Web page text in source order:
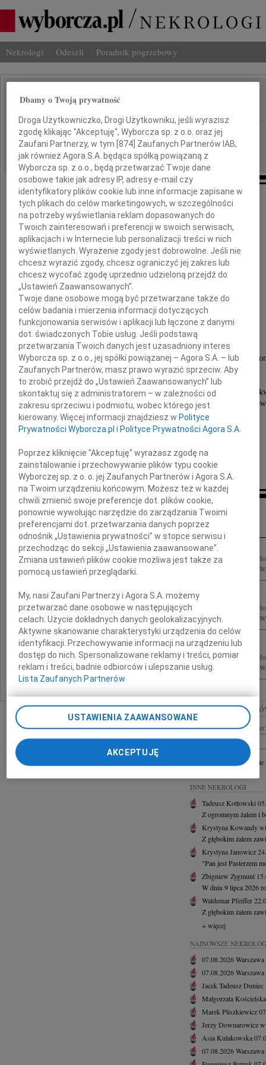
Nekrologi Odeszli Poradnik pogrzebowy
IMIĘ I NAZWISKO: Łukasz Horowski
REGION: Poznań
DATA EMISJI: 11.04.2011
Z głębokim smutkiem zawiadamiamy,
że w dniu 8 kwietnia 2011 roku odszedł
nasz serdeczny Przyjaciel, Mentor i Opiekun:
Łukasz Horowski
Konsul Honorowy Ukrainy w Poznaniu
Msza Św. w intencji Zmarłego zostanie
12 kwietnia o godzinie 11:00 w kościele
pw. Wszystkich Świętych przy ul. Grobla 1.
Księga kondolencyjna będzie wystawiona w dniu 12
w godz. 8.00 10.30 w siedzibie Konsulatu
Ukrainy przy ul. Grobla 27a.
Pracownicy i Wolontariusze
KHU
Kondolencje
Z żalem zawiadamiamy, że 8 kwietnia 2011 roku zmarł w wieku 61 lat Łukasz
odprawiona 11 kwietnia 2011 roku o godzinie 12.00 w kościele parafialnym w
Z żalem zawiadamiamy, że 8 kwietnia 2011 roku zmarł w wieku 61 lat Łukasz
odprawiona 11 kwietnia 2011 roku o godzinie 12.00 w kościele parafialnym w
Z żalem zawiadamiamy, że 8 kwietnia 2011 roku zmarł w wieku 61 lat Łukasz
odprawiona 11 kwietnia 2011 roku o godzinie 12.00 w kościele parafialnym w
Szukaj
Imię i nazwisko lub numer
+
INNE NEKROLOGI
Tadeusz Kotłowski
Z ogromnym żalem i
Krystyna Kowandy
Z głębokim żalem
Krystyna Janowicz
"Pan jest Pasterzem
Zbigniew Zygmunt
W dniu 9 lipca 2026
Waldemar Pfeiffer
Z głębokim żalem
+ więcej
NAJNOWSZE
07.08.2026Warszawa
07.08.2026Warszawa
Jacek Tadeusz Duniec
Małgorzata Kościelska
Marek Pliszkiewicz
Jerzy Downarowicz
Asia Kułakowska
07.08.2026Warszawa
Dbamy o Twoją prywatność
Droga Użytkowniczko, Drogi Użytkowniku, jeśli wyrazisz
zgodę klikając "Akceptuję", Wyborcza sp. z o.o. oraz jej
Zaufani Partnerzy, w tym [874] Zaufanych Partnerów IAB,
jak również Agora S.A. będąca spółką powiązaną z
Wyborcza sp. z o.o., będą przetwarzać Twoje dane
osobowe takie jak adresy IP, adresy e-mail czy
identyfikatory plików cookie lub inne informacje zapisane w
tych plikach do celów marketingowych, w szczególności
na potrzeby wyświetlania reklam dopasowanych do
Twoich zainteresowań i preferencji w swoich serwisach,
aplikacjach i w Internecie lub personalizacji treści w nich
wyświetlanych. Wyrażenie zgody jest dobrowolne. Jeśli nie
chcesz wyrazić zgody, chcesz ograniczyć jej zakres lub
chcesz wycofać zgodę uprzednio udzieloną przejdź do
„Ustawień Zaawansowanych”.
Twoje dane osobowe mogą być przetwarzane także do
celów badania i mierzenia informacji dotyczących
funkcjonowania serwisów i aplikacji lub łączone z danymi
dot. świadczonych Tobie usług. Jeśli podstawą
przetwarzania Twoich danych jest uzasadniony interes
Wyborcza sp. z o.o., jej spółki powiązanej – Agora S.A. – lub
Zaufanych Partnerów, masz prawo wyrazić sprzeciw. Aby
to zrobić przejdź do „Ustawień Zaawansowanych” lub
skontaktuj się z administratorem – w zależności od
zakresu sprzeciwu i podmiotu, wobec którego jest
kierowany. Więcej informacji znajdziesz wPolityce
Prywatności Wyborcza.pl iPolityce Prywatności Agora S.A.
Poprzez kliknięcie "Akceptuję" wyrażasz zgodę na
zainstalowanie i przechowywanie plików typu cookie
Wyborczej sp. z o. o. jej Zaufanych Partnerów i Agora S.A.
na Twoim urządzeniu końcowym. Możesz też w każdej
chwili zmienić swoje preferencje dot. plików cookie,
ponownie wywołując narzędzie do zarządzania Twoimi
preferencjami dot. przetwarzania danych poprzez
odnośnik „Ustawienia prywatności” w stopce serwisu i
przechodząc do sekcji „Ustawienia zaawansowane”.
Zmiana ustawień plików cookie możliwa jest także za
pomocą ustawień przeglądarki.
My, nasi Zaufani Partnerzy i Agora S.A. możemy
przetwarzać dane osobowe w następujących
celach:Użycie dokładnych danych geolokalizacyjnych.
Aktywne skanowanie charakterystyki urządzenia do celów
identyfikacji. Przechowywanie informacji na urządzeniu lub
dostęp do nich. Spersonalizowane reklamy i treści, pomiar
reklam i treści, badnie odbiorców i ulepszanie usług.
Lista Zaufanych Partnerów
USTAWIENIA ZAAWANSOWANE
AKCEPTUJĘ